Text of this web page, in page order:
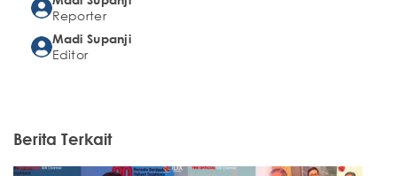
Reporter
Madi Supanji
Editor
Berita Terkait